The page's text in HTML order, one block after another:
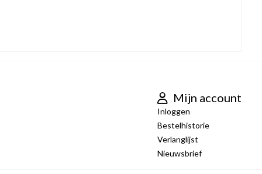
Mijn account
Inloggen
Bestelhistorie
Verlanglijst
Nieuwsbrief